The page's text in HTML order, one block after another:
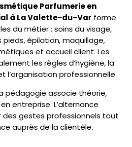
Parfumerie en
à La Valette-du-Var forme
du métier : soins du visage,
épilation, maquillage,
et accueil client. Les
les règles d’hygiène, la
l’organisation professionnelle.
pédagogie associe théorie,
entreprise. L’alternance
gestes professionnels tout
auprès de la clientèle.